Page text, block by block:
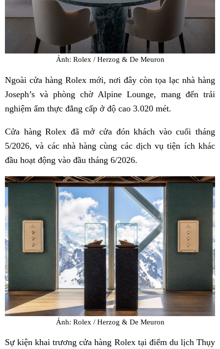
Ảnh: Rolex / Herzog & De Meuron
Ngoài cửa hàng Rolex mới, nơi đây còn tọa lạc nhà hàng
Joseph’s và phòng chờ Alpine Lounge, mang đến trải
nghiệm ẩm thực đẳng cấp ở độ cao 3.020 mét.
Cửa hàng Rolex đã mở cửa đón khách vào cuối tháng
5/2026, và các nhà hàng cùng các dịch vụ tiện ích khác
đầu hoạt động vào đầu tháng 6/2026.
Ảnh: Rolex / Herzog & De Meuron
Sự kiện khai trương cửa hàng Rolex tại điểm du lịch Thụy